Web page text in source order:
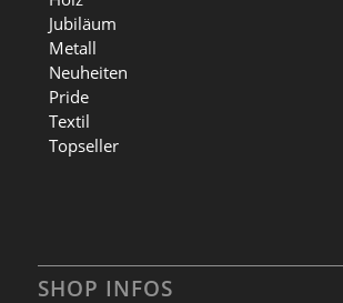
Jubiläum
Metall
Neuheiten
Pride
Textil
Topseller
SHOP INFOS